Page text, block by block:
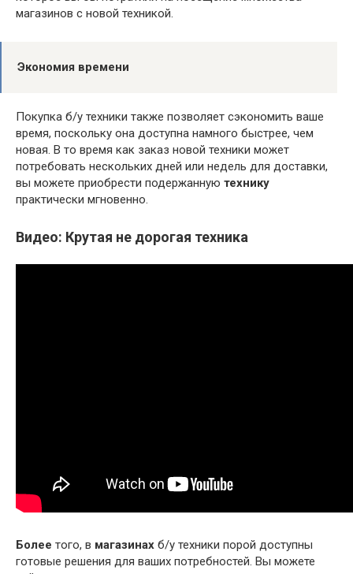
магазинов с новой техникой.
Экономия времени
Покупка б/у техники также позволяет сэкономить ваше
время, поскольку она доступна намного быстрее, чем
новая. В то время как заказ новой техники может
потребовать нескольких дней или недель для доставки,
вы можете приобрести подержанную технику
практически мгновенно.
Видео: Крутая не дорогая техника
Более того, в магазинах б/у техники порой доступны
готовые решения для ваших потребностей. Вы можете